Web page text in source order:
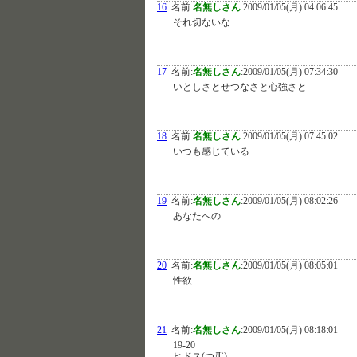
16 名前:名無しさん:2009/01/05(月) 04:06:45
それ切ないな
17 名前:名無しさん:2009/01/05(月) 07:34:30
いとしさとせつなさと心強さと
18 名前:名無しさん:2009/01/05(月) 07:45:02
いつも感じている
19 名前:名無しさん:2009/01/05(月) 08:02:26
あなたへの
20 名前:名無しさん:2009/01/05(月) 08:05:01
性欲
21 名前:名無しさん:2009/01/05(月) 08:18:01
19-20